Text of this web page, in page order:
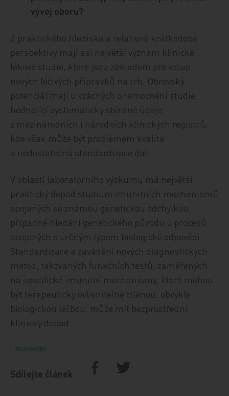
vývoj oboru?
Z praktického hlediska a relativně krátkodobé
perspektivy mají asi největší význam klinické
lékové studie, které jsou základem pro vstup
nových léčivých přípravků na trh. Obrovský
potenciál mají u vzácných onemocnění studie
hodnotící systematicky sbírané údaje
z mezinárodních i národních klinických registrů,
kde však může být problémem kvalita
a nedostatečná standardizace dat.
V oblasti laboratorního výzkumu má největší
praktický dopad studium imunitních mechanismů
spojených se známou genetickou odchylkou,
případně hledání genetického původu u procesů
spojených s určitým typem biologické odpovědi.
Standardizace a zavádění nových diagnostických
metod, takzvaných funkčních testů, zaměřených
na specifické imunitní mechanismy, které mohou
být terapeuticky ovlivnitelné cílenou, obvykle
biologickou léčbou, může mít bezprostřední
klinický dopad.
ROZHOVORY
Sdílejte článek